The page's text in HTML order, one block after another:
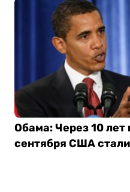
Обама: Через 10 лет
сентября США